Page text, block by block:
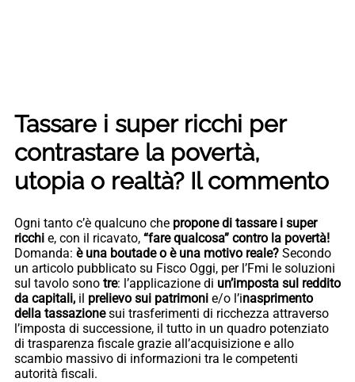
Tassare i super ricchi per
contrastare la povertà,
utopia o realtà? Il commento
Ogni tanto c’è qualcuno che propone di tassare i super
ricchi e, con il ricavato, “fare qualcosa” contro la povertà!
Domanda: è una boutade o è una motivo reale? Secondo
un articolo pubblicato su Fisco Oggi, per l’Fmi le soluzioni
sul tavolo sono tre: l’applicazione di un’imposta sul reddito
da capitali, il prelievo sui patrimoni e/o l’inasprimento
della tassazionesui trasferimenti di ricchezza attraverso
l’imposta di successione, il tutto in un quadro potenziato
di trasparenza fiscale grazie all’acquisizione e allo
scambio massivo di informazioni tra le competenti
autorità fiscali.